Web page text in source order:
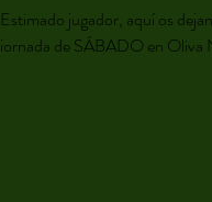
Estimado jugador, aquí os
jornada de SÁBADO en Oliva